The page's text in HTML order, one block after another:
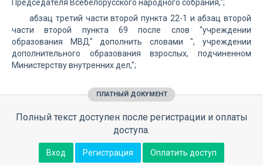
Председателя Всебелорусского народного собрания,";
абзац третий части второй пункта 22-1 и абзац второй
части второй пункта 69 после слов "учреждении
образования МВД" дополнить словами ", учреждении
дополнительного образования взрослых, подчиненном
Министерству внутренних дел,";
ПЛАТНЫЙ ДОКУМЕНТ
Полный текст доступен после регистрации и оплаты
доступа.
Вход Регистрация Оплатить доступ